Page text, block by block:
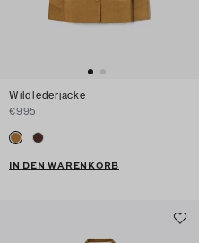
Wildlederjacke
€995
IN DEN WARENKORB